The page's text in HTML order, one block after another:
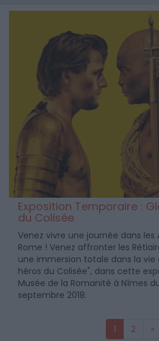
Exposition Temporaire :
du Colisée
Venez vivre une journée dans les
Rome ! Venez affronter les
une immersion totale dans la vie
héros du Colisée", dans cette
Musée de la Romanité à Nîmes
septembre 2018.
1 2 »